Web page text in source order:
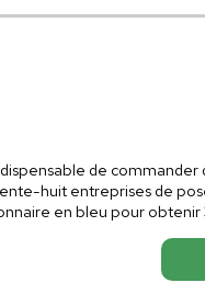
de
huit entreprises de
en bleu pour obtenir